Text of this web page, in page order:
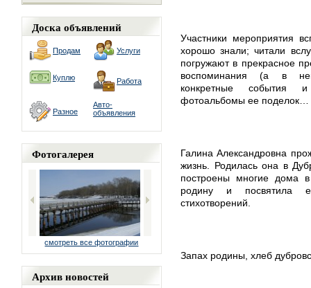
Доска объявлений
Продам Услуги
Куплю Работа
Разное
Авто-
объявления
Фотогалерея
смотреть все фотографии
Архив новостей
Участники мероприятия
хорошо знали; читали
погружают в прекрасное
воспоминания (а в
конкретные события
фотоальбомы ее поделок…
Галина Александровна
жизнь. Родилась она в
построены многие дома
родину и посвятила
стихотворений.
Запах родины, хлеб